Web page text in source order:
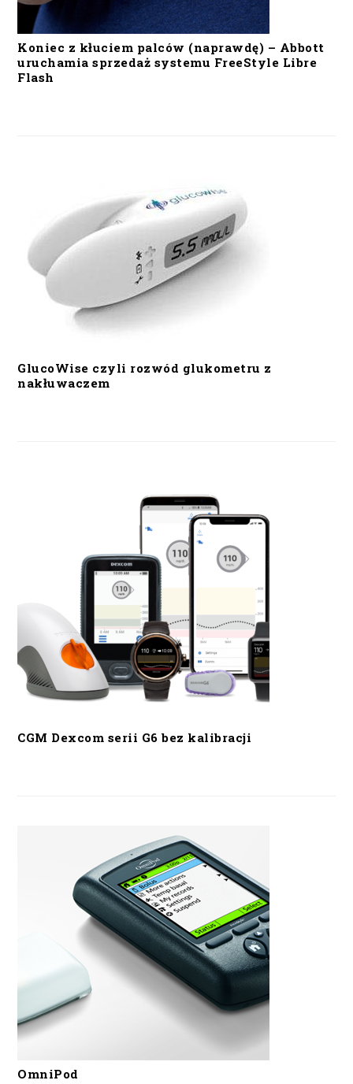
Koniec z kłuciem palców (naprawdę) – Abbott
uruchamia sprzedaż systemu FreeStyle Libre
Flash
GlucoWise czyli rozwód glukometru z
nakłuwaczem
CGM Dexcom serii G6 bez kalibracji
OmniPod